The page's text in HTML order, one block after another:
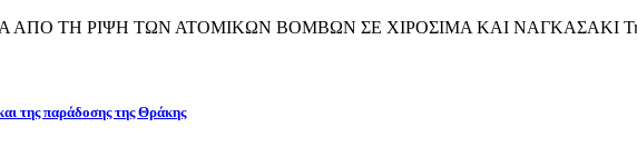
ΑΠΟ ΤΗ ΡΙΨΗ ΤΩΝ ΑΤΟΜΙΚΩΝ ΒΟΜΒΩΝ ΣΕ ΧΙΡΟΣΙΜΑ ΚΑΙ ΝΑΓΚΑΣΑΚΙ
της παράδοσης της Θράκης